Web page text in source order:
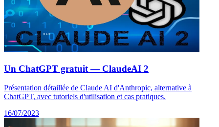
Un ChatGPT gratuit — ClaudeAI 2
Présentation détaillée de Claude AI d'Anthropic, alternative à
ChatGPT, avec tutoriels d'utilisation et cas pratiques.
16/07/2023